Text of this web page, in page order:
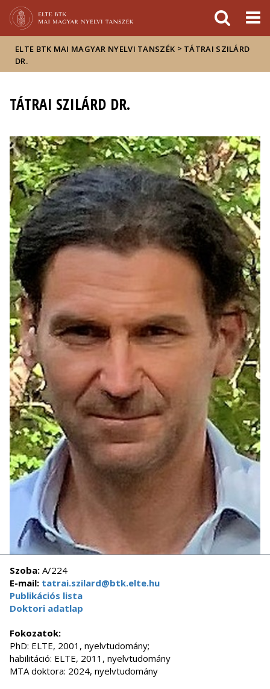
sajtóban
ELTE BTK MAI MAGYAR NYELVI TANSZÉK > TÁTRAI SZILÁRD
DR.
TÁTRAI SZILÁRD DR.
Szoba: A/224
E-mail: tatrai.szilard@btk.elte.hu
Publikációs lista
Doktori adatlap
Fokozatok:
PhD: ELTE, 2001, nyelvtudomány;
habilitáció: ELTE, 2011, nyelvtudomány
MTA doktora: 2024, nyelvtudomány